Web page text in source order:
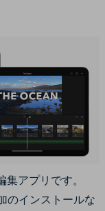
アプリです。
のインストールな